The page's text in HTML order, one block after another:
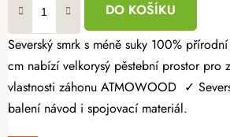
DO KOŠÍKU
Severský smrk s méně suky 100% přírodní materiál Čtyřstranně hoblovaný masiv Dopřejte si radost z vlastní úrody a vytvořte si zahrádku přesně podle svých představ. Dřevěný vyvýšený záhon 160 × 100 × 60
cm nabízí velkorysý pěstební prostor pro
vlastnosti záhonu ATMOWOOD ✓
balení návod i spojovací materiál.